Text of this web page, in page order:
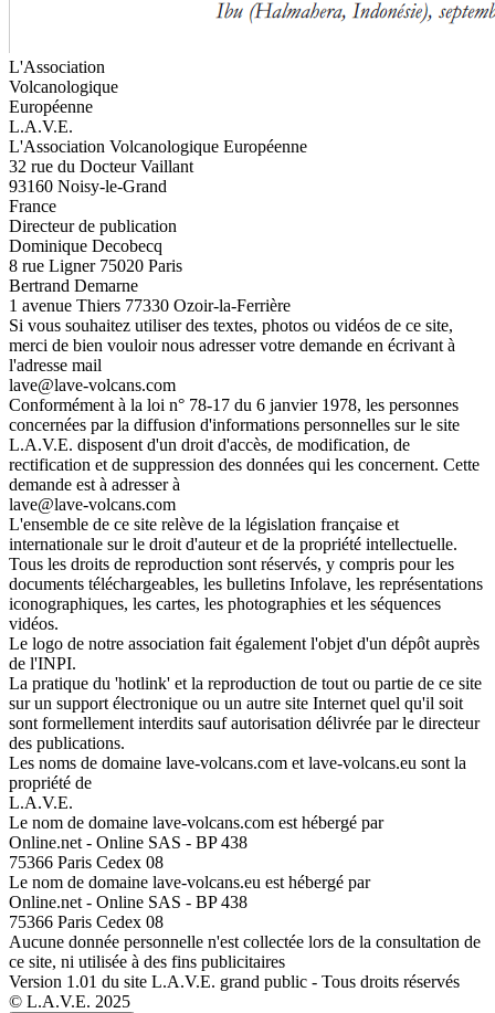
L'Association
Volcanologique
Européenne
L.A.V.E.
L'Association Volcanologique Européenne
32 rue du Docteur Vaillant
93160 Noisy-le-Grand
France
Directeur de publication
Dominique Decobecq
8 rue Ligner 75020 Paris
Bertrand Demarne
1 avenue Thiers 77330 Ozoir-la-Ferrière
Si vous souhaitez utiliser des textes, photos ou vidéos de ce site,
merci de bien vouloir nous adresser votre demande en écrivant à
l'adresse mail
lave@lave-volcans.com
Conformément à la loi n° 78-17 du 6 janvier 1978, les personnes
concernées par la diffusion d'informations personnelles sur le site
L.A.V.E. disposent d'un droit d'accès, de modification, de
rectification et de suppression des données qui les concernent. Cette
demande est à adresser à
lave@lave-volcans.com
L'ensemble de ce site relève de la législation française et
internationale sur le droit d'auteur et de la propriété intellectuelle.
Tous les droits de reproduction sont réservés, y compris pour les
documents téléchargeables, les bulletins Infolave, les représentations
iconographiques, les cartes, les photographies et les séquences
vidéos.
Le logo de notre association fait également l'objet d'un dépôt auprès
de l'INPI.
La pratique du 'hotlink' et la reproduction de tout ou partie de ce site
sur un support électronique ou un autre site Internet quel qu'il soit
sont formellement interdits sauf autorisation délivrée par le directeur
des publications.
Les noms de domaine lave-volcans.com et lave-volcans.eu sont la
propriété de
L.A.V.E.
Le nom de domaine lave-volcans.com est hébergé par
Online.net - Online SAS - BP 438
75366 Paris Cedex 08
Le nom de domaine lave-volcans.eu est hébergé par
Online.net - Online SAS - BP 438
75366 Paris Cedex 08
Aucune donnée personnelle n'est collectée lors de la consultation de
ce site, ni utilisée à des fins publicitaires
Version 1.01 du site L.A.V.E. grand public - Tous droits réservés
© L.A.V.E. 2025